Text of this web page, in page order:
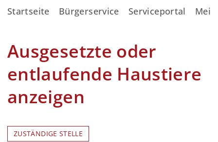
Startseite Bürgerservice Serviceportal
Ausgesetzte oder
entlaufende Haustiere
anzeigen
ZUSTÄNDIGE STELLE